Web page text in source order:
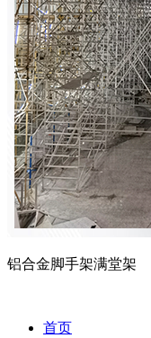
铝合金脚手架满堂架
首页